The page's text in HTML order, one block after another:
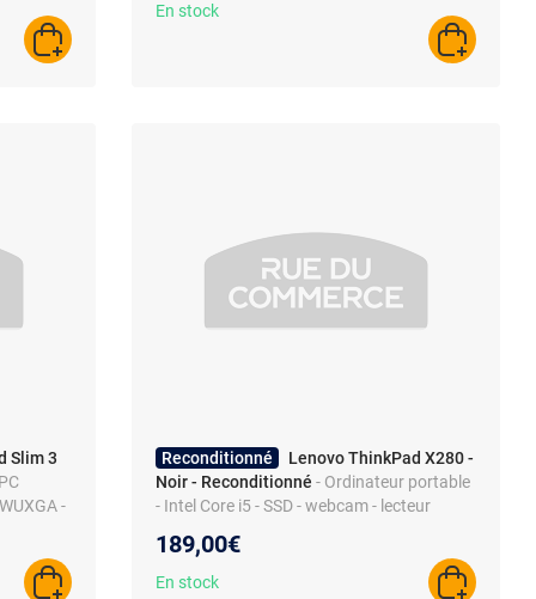
AJOUTER AU PANIER
En stock
AJOUTER
Slim 3
-
AJOUTER AU PANIER
Reconditionné
Lenovo ThinkPad X280 -
Noir - Reconditionné - Ordinateur portable
- Intel Core i5 - SSD - webcam - lecteur
189,00€
En stock
AJOUTER